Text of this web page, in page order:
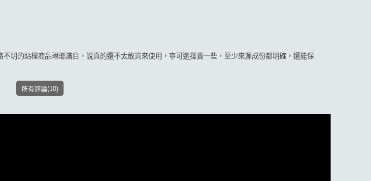
明的貼標商品琳瑯滿目，說真的還不太敢買來使用，寧可選擇貴一些，至少來源成份都明確，還能保
所有評論(10)